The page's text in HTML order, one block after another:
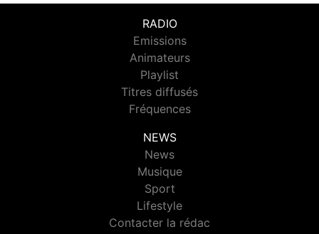
RADIO
Emissions
Animateurs
Playlist
Titres diffusés
Fréquences
NEWS
News
Musique
Sport
Lifestyle
Contacter la rédac